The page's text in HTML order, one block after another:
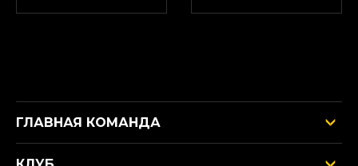
ГЛАВНАЯ КОМАНДА